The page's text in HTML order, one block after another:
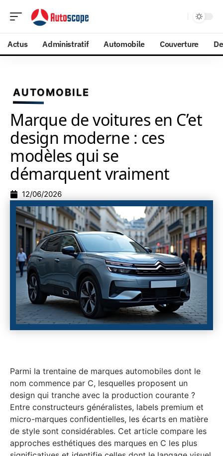
Actus Administratif Automobile Couverture
AUTOMOBILE
Marque de voitures en C’et
design moderne : ces
modèles qui se
démarquent vraiment
12/06/2026
Parmi la trentaine de marques automobiles dont le
nom commence par C, lesquelles proposent un
design qui tranche avec la production courante ?
Entre constructeurs généralistes, labels premium et
micro-marques confidentielles, les écarts en matière
de style sont considérables. Cet article compare les
approches esthétiques des marques en C les plus